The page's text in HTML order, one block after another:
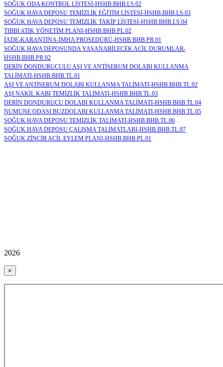
SOĞUK ODA KONTROL LİSTESİ-HSHB.BHB.LS.02
SOĞUK HAVA DEPOSU TEMİZLİK EĞİTİM LİSTESİ-HSHB.BHB.LS.03
SOĞUK HAVA DEPOSU TEMİZLİK TAKİP LİSTESİ-HSHB.BHB.LS.04
TIBBİ ATIK YÖNETİM PLANI-HSHB.BHB.PL.02
İADE-KARANTİNA-İMHA PROSEDÜRÜ-HSHB.BHB.PR.01
SOĞUK HAVA DEPOSUNDA YAŞANABİLECEK ACİL DURUMLAR-
HSHB.BHB.PR.02
DERİN DONDURUCULU AŞI VE ANTİSERUM DOLABI KULLANMA
TALİMATI-HSHB.BHB.TL.01
AŞI VE ANTİSERUM DOLABI KULLANMA TALİMATI-HSHB.BHB.TL.02
AŞI NAKİL KABI TEMİZLİK TALİMATI-HSHB.BHB.TL.03
DERİN DONDURUCU DOLABI KULLANMA TALİMATI-HSHB.BHB.TL.04
NUMUNE ODASI BUZDOLABI KULLANMA TALİMATI-HSHB.BHB.TL.05
SOĞUK HAVA DEPOSU TEMİZLİK TALİMATI-HSHB.BHB.TL.06
SOĞUK HAVA DEPOSU ÇALIŞMA TALİMATLARI-HSHB.BHB.TL.07
SOĞUK ZİNCİR ACİL EYLEM PLANI-HSHB.BHB.PL.01
2026
×